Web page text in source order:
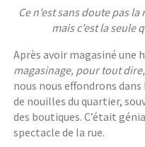
Ce n’est sans doute pas
mais c’est la seule
Après avoir magasiné une
magasinage, pour tout
nous nous effondrons
de nouilles du quartier,
des boutiques. C’était
spectacle de la rue.